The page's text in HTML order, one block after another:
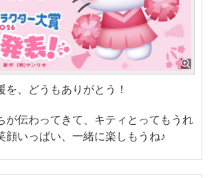
を、どうもありがとう！
が伝わってきて、キティとってもうれ
顔いっぱい、一緒に楽しもうね♪